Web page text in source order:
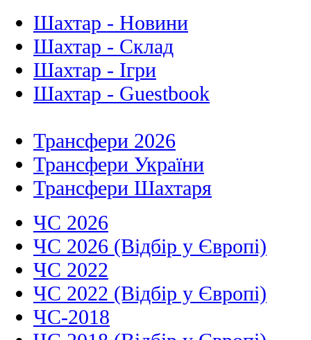
Шахтар - Новини
Шахтар - Склад
Шахтар - Ігри
Шахтар - Guestbook
Трансфери 2026
Трансфери України
Трансфери Шахтаря
ЧС 2026
ЧС 2026 (Відбір у Європі)
ЧС 2022
ЧС 2022 (Відбір у Європі)
ЧС-2018